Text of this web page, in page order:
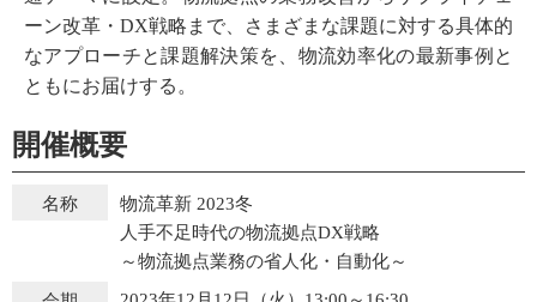
ーン改革・DX戦略まで、さまざまな課題に対する具体的
なアプローチと課題解決策を、物流効率化の最新事例と
ともにお届けする。
開催概要
名称
物流革新 2023冬
人手不足時代の物流拠点DX戦略
～物流拠点業務の省人化・自動化～